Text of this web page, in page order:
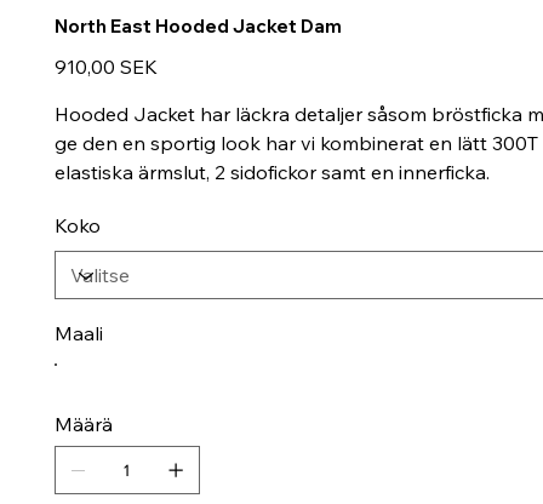
North East Hooded Jacket Dam
Hinta
910,00 SEK
Hooded Jacket har läckra detaljer såsom bröstficka
ge den en sportig look har vi kombinerat en lätt
elastiska ärmslut, 2 sidofickor samt en innerficka.
Koko
Maali
Määrä